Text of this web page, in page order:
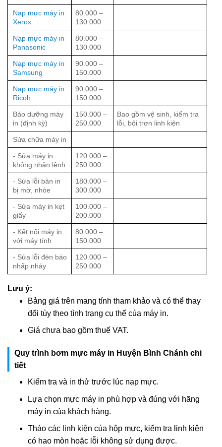
Nạp mực máy in
Xerox
80.000 –
130.000
Nạp mực máy in
Panasonic
80.000 –
130.000
Nạp mực máy in
Samsung
90.000 –
150.000
Nạp mực máy in
Ricoh
90.000 –
150.000
Bảo dưỡng máy
in (định kỳ)
150.000 –
250.000
Bao gồm vệ sinh, kiểm tra
lỗi, bôi trơn linh kiện
Sửa chữa máy in
- Sửa máy in
không nhận lệnh
120.000 –
250.000
- Sửa lỗi bản in
bị mờ, nhòe
180.000 –
300.000
- Sửa máy in kẹt
giấy
100.000 –
200.000
- Kết nối máy in
với máy tính
80.000 –
150.000
- Sửa lỗi đèn báo
nhấp nháy
120.000 –
250.000
Lưu ý:
Bảng giá trên mang tính tham khảo và có thể thay
đổi tùy theo tình trạng cụ thể của máy in.
Giá chưa bao gồm thuế VAT.
Quy trình bơm mực máy in Huyện Bình Chánh chi
tiết
Kiểm tra và in thử trước lúc nạp mực.
Lựa chọn mực máy in phù hợp và đúng với hãng
máy in của khách hàng.
Tháo các linh kiện của hộp mực, kiểm tra linh kiện
có hao mòn hoặc lỗi không sử dụng được.